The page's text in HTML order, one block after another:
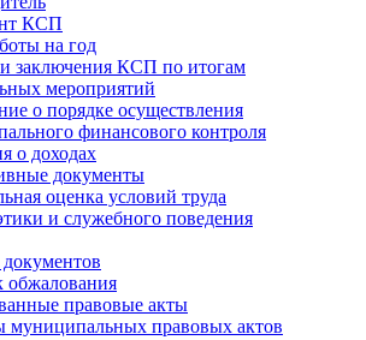
КСП
на год
заключения КСП по итогам
мероприятий
о порядке осуществления
финансового контроля
о доходах
документы
оценка условий труда
и служебного поведения
обжалования
правовые акты
муниципальных правовых актов